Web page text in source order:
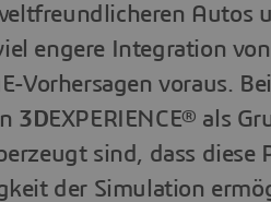
Autos
engere Integration von
Vorhersagen voraus.
3DEXPERIENCE® als
sind, dass diese
der Simulation